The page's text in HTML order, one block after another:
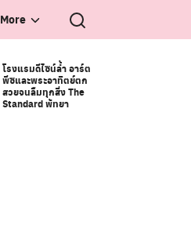
More
โรงแรมดีไซน์ล้ำ อาร์ต
พีซและพระอาทิตย์ตก
สวยจนลืมทุกสิ่ง The
Standard พัทยา